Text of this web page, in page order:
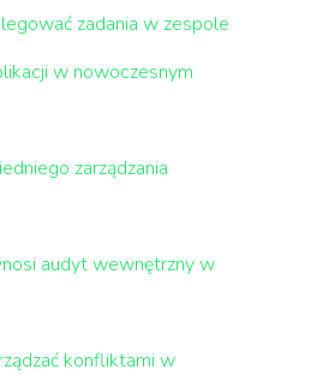
zadania w zespole
w nowoczesnym
zarządzania
audyt wewnętrzny w
konfliktami w